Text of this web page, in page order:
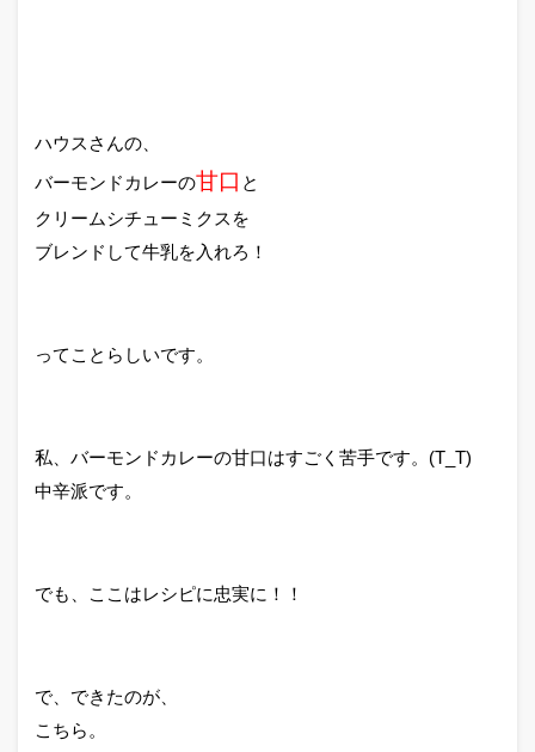
ハウスさんの、
バーモンドカレーの甘口 と
クリームシチューミクスを
ブレンドして牛乳を入れろ！
ってことらしいです。
私、バーモンドカレーの甘口はすごく苦手です。(T_T)
中辛派です。
でも、ここはレシピに忠実に！！
で、できたのが、
こちら。